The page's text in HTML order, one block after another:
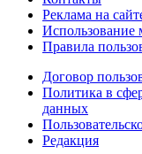
Реклама на
Использование
Правила
Договор
Политика в
данных
Редакция